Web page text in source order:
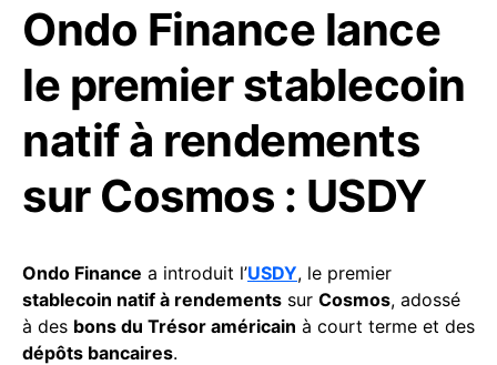
Ondo Finance lance
le premier stablecoin
natif à rendements
sur Cosmos : USDY
Ondo Finance a introduit l’USDY, le premier
stablecoin natif à rendements sur Cosmos, adossé
à des bons du Trésor américain à court terme et des
dépôts bancaires.